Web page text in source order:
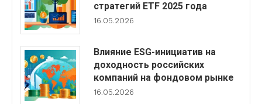
стратегий ETF 2025 года
16.05.2026
Влияние ESG-инициатив на
доходность российских
компаний на фондовом рынке
16.05.2026